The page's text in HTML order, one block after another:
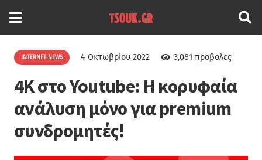
INTERNET NEWS 4 Οκτωβρίου 2022 3,081 προβολες
4K στο Youtube: Η κορυφαία
ανάλυση μόνο για premium
συνδρομητές!